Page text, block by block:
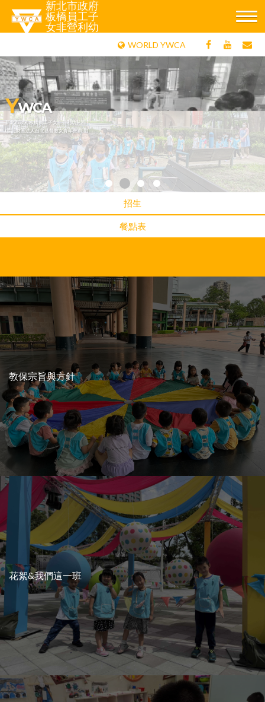
新北市政府
板橋員工子
女非營利幼
WORLD YWCA
YWCA
新北市政府板橋員工子女非營利幼兒園
(委託財團法人台北基督教女青年會辦理)
招生
餐點表
教保宗旨與方針
花絮&我們這一班